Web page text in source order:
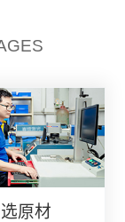
原材